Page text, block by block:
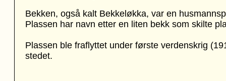
Bekken, også kalt Bekkeløkka, var en
Plassen har navn etter en liten bekk som skilte
Plassen ble fraflyttet under første verdenskrig
stedet.